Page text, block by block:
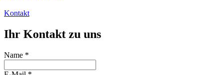
Kontakt
Ihr Kontakt zu uns
Name *